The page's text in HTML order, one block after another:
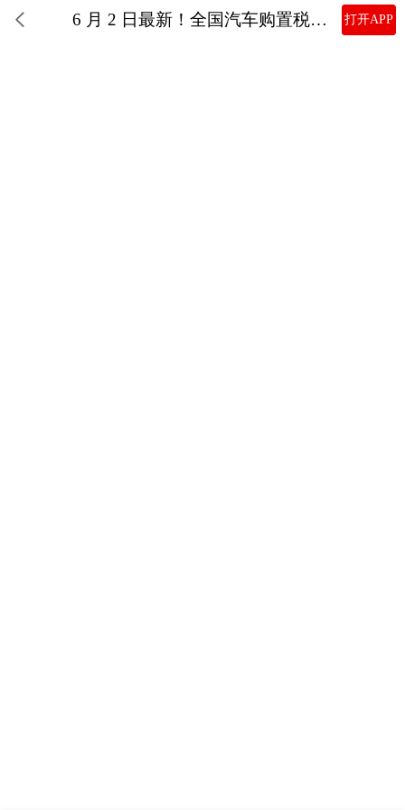
6 月 2 日最新！全国汽车购置税补贴申领全攻略，最高 1.5 万 打开APP